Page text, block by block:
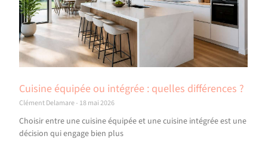
Cuisine équipée ou intégrée : quelles différences ?
Clément Delamare 18 mai 2026
Choisir entre une cuisine équipée et une cuisine intégrée est une
décision qui engage bien plus